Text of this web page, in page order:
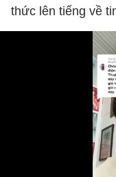
thức lên tiếng về